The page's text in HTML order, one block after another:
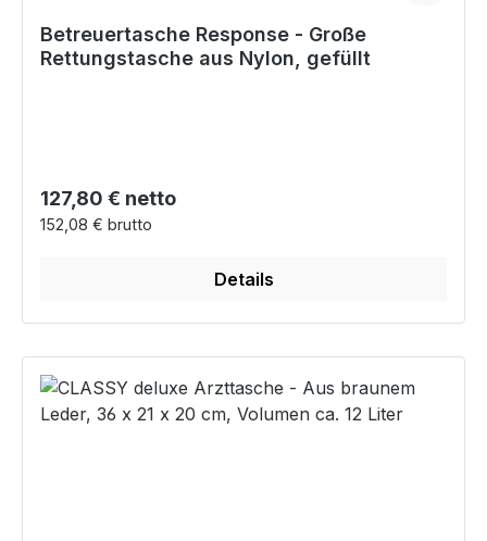
Betreuertasche Response - Große
Rettungstasche aus Nylon, gefüllt
Regulärer Preis:
127,80 € netto
152,08 € brutto
Details